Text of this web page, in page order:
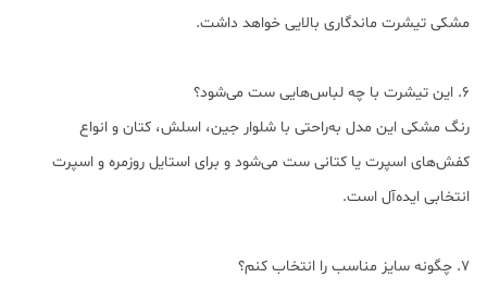
مشکی تیشرت ماندگاری بالایی خواهد داشت.
6. این تیشرت با چه لباس‌هایی ست می‌شود؟
رنگ مشکی این مدل به‌راحتی با شلوار جین، اسلش، کتان و انواع
کفش‌های اسپرت یا کتانی ست می‌شود و برای استایل روزمره و اسپرت
انتخابی ایده‌آل است.
7. چگونه سایز مناسب را انتخاب کنم؟